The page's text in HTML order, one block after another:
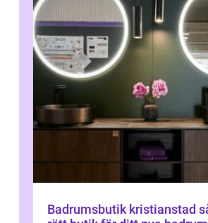
Badrumsbutik kristianstad så hittar du